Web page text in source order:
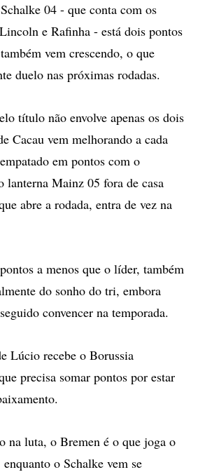
04 - que conta com os
e Rafinha - está dois pontos
vem crescendo, o que
duelo nas próximas rodadas.
título não envolve apenas os dois
Cacau vem melhorando a cada
em pontos com o
lanterna Mainz 05 fora de casa
abre a rodada, entra de vez na
a menos que o líder, também
do sonho do tri, embora
convencer na temporada.
Lúcio recebe o Borussia
precisa somar pontos por estar
na luta, o Bremen é o que joga o
o Schalke vem se